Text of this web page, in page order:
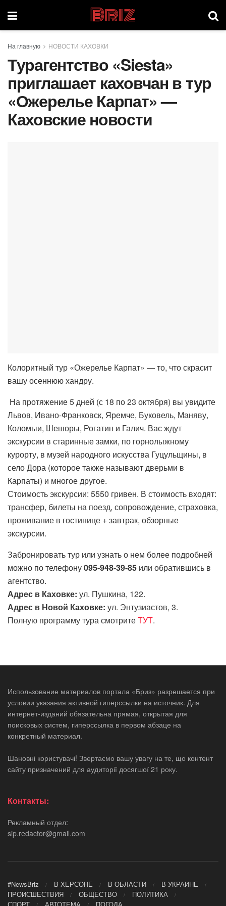
Briz
На главную НОВОСТИ КАХОВКИ
Турагентство «Siesta»
приглашает каховчан в тур
«Ожерелье Карпат» —
Каховские новости
Колоритный тур «Ожерелье Карпат» — то, что скрасит
вашу осеннюю хандру.
На протяжение 5 дней (с 18 по 23 октября) вы увидите
Львов, Ивано-Франковск, Яремче, Буковель, Маняву,
Коломыи, Шешоры, Рогатин и Галич. Вас ждут
экскурсии в старинные замки, по горнолыжному
курорту, в музей народного искусства Гуцульщины, в
село Дора (которое также называют дверьми в
Карпаты) и многое другое.
Стоимость экскурсии: 5550 гривен. В стоимость входят:
трансфер, билеты на поезд, сопровождение, страховка,
проживание в гостинице + завтрак, обзорные
экскурсии.
Забронировать тур или узнать о нем более подробней
можно по телефону095-948-39-85 или обратившись в
агентство.
Адрес в Каховке: ул. Пушкина, 122.
Адрес в Новой Каховке: ул. Энтузиастов, 3.
Полную программу тура смотритеТУТ.
Использование материалов портала «Бриз» разрешается при
условии указания активной гиперссылки на источник. Для
интернет-изданий обязательна прямая, открытая для
поисковых систем, гиперссылка в первом абзаце на
конкретный материал.
Шановні користувачі! Звертаємо вашу увагу на те, що контент
сайту призначений для аудиторії досягшої 21 року.
Контакты:
Рекламный отдел:
sip.redactor@gmail.com
#NewsBriz В ХЕРСОНЕ В ОБЛАСТИ
В УКРАИНЕ
ПРОИСШЕСТВИЯ
ОБЩЕСТВО
ПОЛИТИКА